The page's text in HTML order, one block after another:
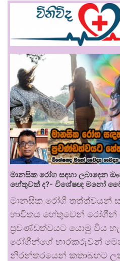
මානසික රෝග සඳහා ලබාදෙන
හේතුවක් ද?- විශේෂඥ මනෝ
මානසික රෝගී තත්ත්වයන්
භාවිතය හේතුවෙන් රෝගීන්
ප්‍රචණ්ඩත්වයට යොමු විය
රෝගීන්ගේ භාරකරුවන්
නිරන්තරයෙන් කතාබහට